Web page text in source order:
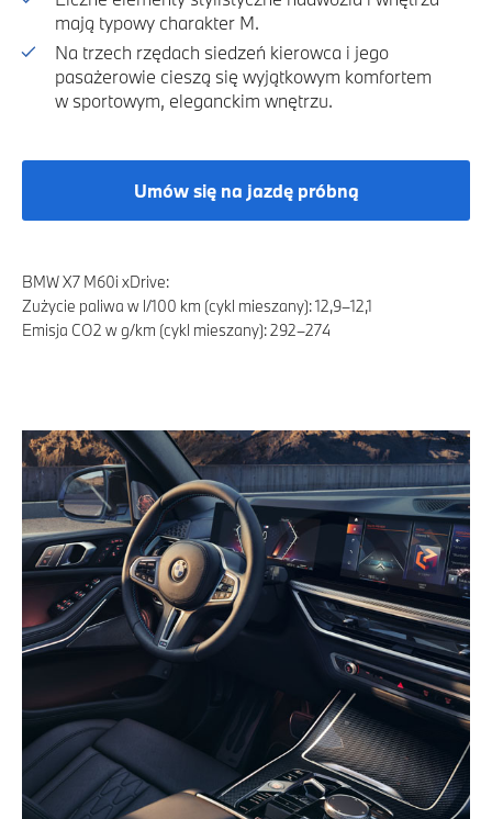
mają typowy charakter M.
Na trzech rzędach siedzeń kierowca i jego
pasażerowie cieszą się wyjątkowym komfortem
w sportowym, eleganckim wnętrzu.
Umów się na jazdę próbną
BMW X7 M60i xDrive:
Zużycie paliwa w l/100 km (cykl mieszany): 12,9–12,1
Emisja CO2 w g/km (cykl mieszany): 292–274